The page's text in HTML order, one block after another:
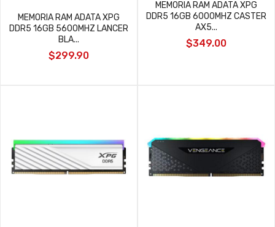
MEMORIA RAM ADATA XPG
DDR5 16GB 5600MHZ LANCER
BLA...
$299.90
MEMORIA RAM ADATA XPG
DDR5 16GB 6000MHZ CASTER
AX5...
$349.00